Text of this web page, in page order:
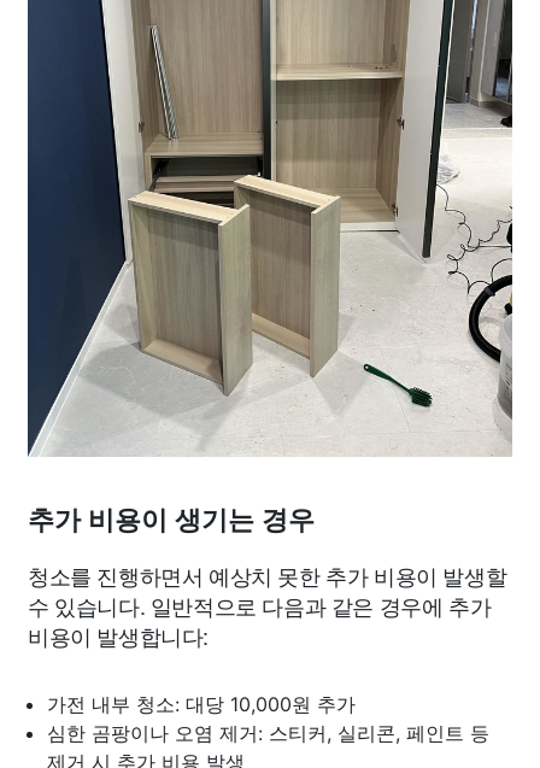
추가 비용이 생기는 경우
청소를 진행하면서 예상치 못한 추가 비용이 발생할
수 있습니다. 일반적으로 다음과 같은 경우에 추가
비용이 발생합니다:
가전 내부 청소: 대당 10,000원 추가
심한 곰팡이나 오염 제거: 스티커, 실리콘, 페인트 등
제거 시 추가 비용 발생